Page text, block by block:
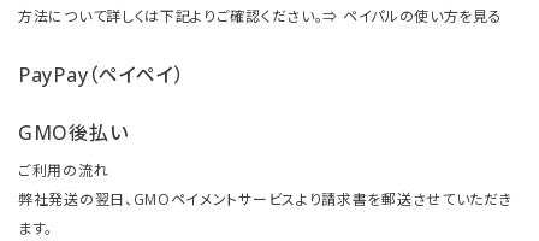
方法について詳しくは下記よりご確認ください。⇒ ペイパルの使い方を見る
PayPay（ペイペイ）
GMO後払い
ご利用の流れ
弊社発送の翌日、GMOペイメントサービスより請求書を郵送させていただき
ます。